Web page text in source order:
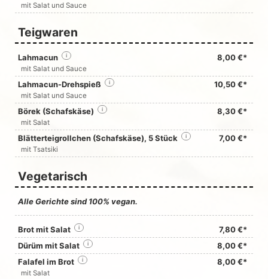
mit Salat und Sauce
Teigwaren
Lahmacun 8,00 €*
i
mit Salat und Sauce
Lahmacun-Drehspieß 10,50 €*
i
mit Salat und Sauce
Börek (Schafskäse) 8,30 €*
i
mit Salat
Blätterteigrollchen (Schafskäse), 5 Stück 7,00 €*
i
mit Tsatsiki
Vegetarisch
Alle Gerichte sind 100% vegan.
Brot mit Salat 7,80 €*
i
Dürüm mit Salat 8,00 €*
i
Falafel im Brot 8,00 €*
i
mit Salat